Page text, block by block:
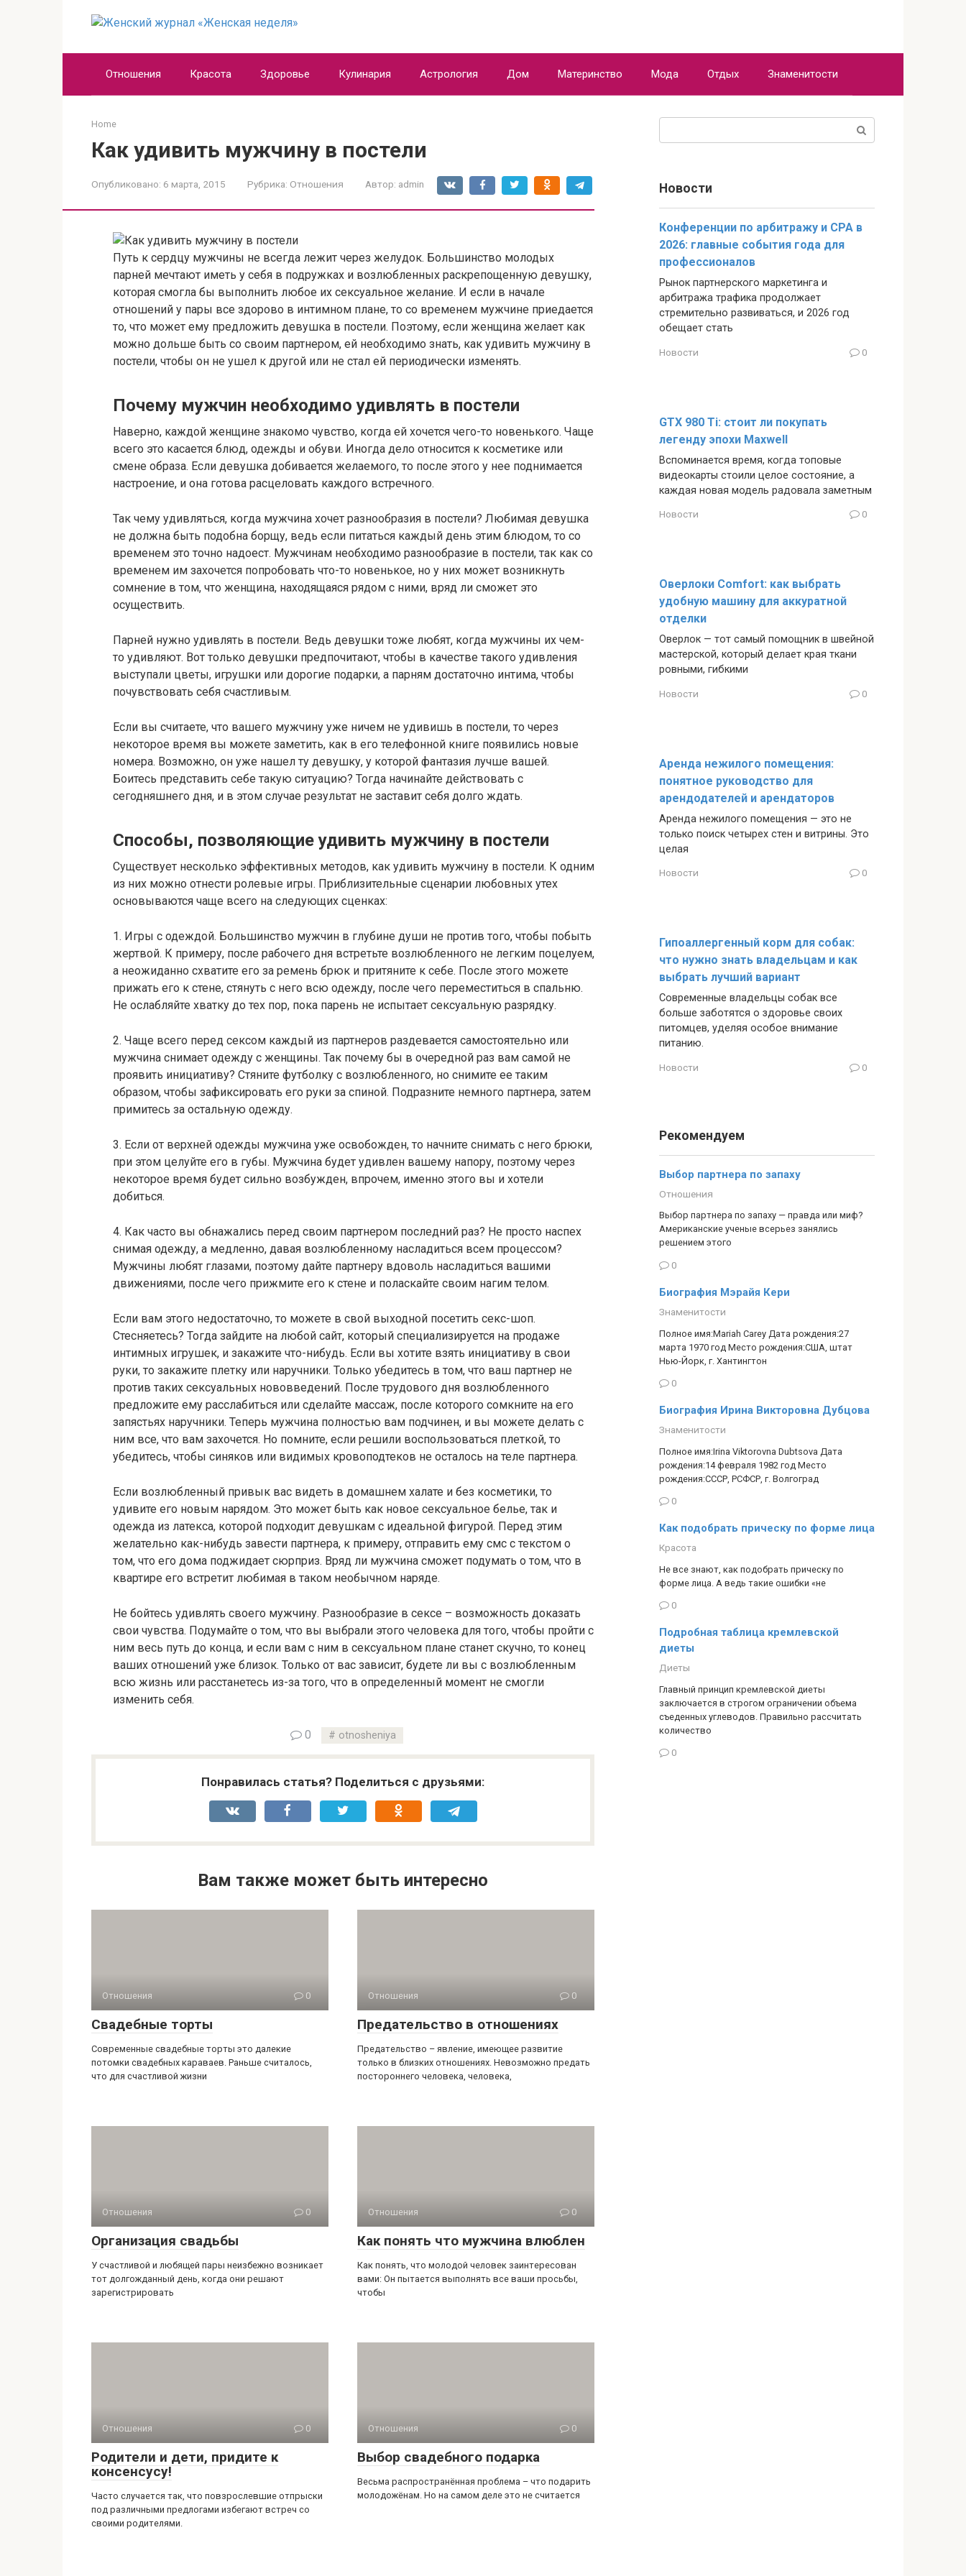
Отношения Красота Здоровье Кулинария Астрология Дом Материнство Мода Отдых Знаменитости
Home
Как удивить мужчину в постели
Опубликовано: 6 марта, 2015 Рубрика: Отношения Автор: admin
Путь к сердцу мужчины не всегда лежит через желудок. Большинство молодых
парней мечтают иметь у себя в подружках и возлюбленных раскрепощенную девушку,
которая смогла бы выполнить любое их сексуальное желание. И если в начале
отношений у пары все здорово в интимном плане, то со временем мужчине приедается
то, что может ему предложить девушка в постели. Поэтому, если женщина желает как
можно дольше быть со своим партнером, ей необходимо знать, как удивить мужчину в
постели, чтобы он не ушел к другой или не стал ей периодически изменять.
Почему мужчин необходимо удивлять в постели
Наверно, каждой женщине знакомо чувство, когда ей хочется чего-то новенького. Чаще
всего это касается блюд, одежды и обуви. Иногда дело относится к косметике или
смене образа. Если девушка добивается желаемого, то после этого у нее поднимается
настроение, и она готова расцеловать каждого встречного.
Так чему удивляться, когда мужчина хочет разнообразия в постели? Любимая девушка
не должна быть подобна борщу, ведь если питаться каждый день этим блюдом, то со
временем это точно надоест. Мужчинам необходимо разнообразие в постели, так как со
временем им захочется попробовать что-то новенькое, но у них может возникнуть
сомнение в том, что женщина, находящаяся рядом с ними, вряд ли сможет это
осуществить.
Парней нужно удивлять в постели. Ведь девушки тоже любят, когда мужчины их чем-
то удивляют. Вот только девушки предпочитают, чтобы в качестве такого удивления
выступали цветы, игрушки или дорогие подарки, а парням достаточно интима, чтобы
почувствовать себя счастливым.
Если вы считаете, что вашего мужчину уже ничем не удивишь в постели, то через
некоторое время вы можете заметить, как в его телефонной книге появились новые
номера. Возможно, он уже нашел ту девушку, у которой фантазия лучше вашей.
Боитесь представить себе такую ситуацию? Тогда начинайте действовать с
сегодняшнего дня, и в этом случае результат не заставит себя долго ждать.
Способы, позволяющие удивить мужчину в постели
Существует несколько эффективных методов, как удивить мужчину в постели. К одним
из них можно отнести ролевые игры. Приблизительные сценарии любовных утех
основываются чаще всего на следующих сценках:
1. Игры с одеждой. Большинство мужчин в глубине души не против того, чтобы побыть
жертвой. К примеру, после рабочего дня встретьте возлюбленного не легким поцелуем,
а неожиданно схватите его за ремень брюк и притяните к себе. После этого можете
прижать его к стене, стянуть с него всю одежду, после чего переместиться в спальню.
Не ослабляйте хватку до тех пор, пока парень не испытает сексуальную разрядку.
2. Чаще всего перед сексом каждый из партнеров раздевается самостоятельно или
мужчина снимает одежду с женщины. Так почему бы в очередной раз вам самой не
проявить инициативу? Стяните футболку с возлюбленного, но снимите ее таким
образом, чтобы зафиксировать его руки за спиной. Подразните немного партнера, затем
примитесь за остальную одежду.
3. Если от верхней одежды мужчина уже освобожден, то начните снимать с него брюки,
при этом целуйте его в губы. Мужчина будет удивлен вашему напору, поэтому через
некоторое время будет сильно возбужден, впрочем, именно этого вы и хотели
добиться.
4. Как часто вы обнажались перед своим партнером последний раз? Не просто наспех
снимая одежду, а медленно, давая возлюбленному насладиться всем процессом?
Мужчины любят глазами, поэтому дайте партнеру вдоволь насладиться вашими
движениями, после чего прижмите его к стене и поласкайте своим нагим телом.
Если вам этого недостаточно, то можете в свой выходной посетить секс-шоп.
Стесняетесь? Тогда зайдите на любой сайт, который специализируется на продаже
интимных игрушек, и закажите что-нибудь. Если вы хотите взять инициативу в свои
руки, то закажите плетку или наручники. Только убедитесь в том, что ваш партнер не
против таких сексуальных нововведений. После трудового дня возлюбленного
предложите ему расслабиться или сделайте массаж, после которого сомкните на его
запястьях наручники. Теперь мужчина полностью вам подчинен, и вы можете делать с
ним все, что вам захочется. Но помните, если решили воспользоваться плеткой, то
убедитесь, чтобы синяков или видимых кровоподтеков не осталось на теле партнера.
Если возлюбленный привык вас видеть в домашнем халате и без косметики, то
удивите его новым нарядом. Это может быть как новое сексуальное белье, так и
одежда из латекса, которой подходит девушкам с идеальной фигурой. Перед этим
желательно как-нибудь завести партнера, к примеру, отправить ему смс с текстом о
том, что его дома поджидает сюрприз. Вряд ли мужчина сможет подумать о том, что в
квартире его встретит любимая в таком необычном наряде.
Не бойтесь удивлять своего мужчину. Разнообразие в сексе – возможность доказать
свои чувства. Подумайте о том, что вы выбрали этого человека для того, чтобы пройти с
ним весь путь до конца, и если вам с ним в сексуальном плане станет скучно, то конец
ваших отношений уже близок. Только от вас зависит, будете ли вы с возлюбленным
всю жизнь или расстанетесь из-за того, что в определенный момент не смогли
изменить себя.
0 otnosheniya
Понравилась статья? Поделиться с друзьями:
Вам также может быть интересно
Отношения 0
Свадебные торты
Современные свадебные торты это далекие
потомки свадебных караваев. Раньше считалось,
что для счастливой жизни
Отношения 0
Предательство в отношениях
Предательство – явление, имеющее развитие
только в близких отношениях. Невозможно предать
постороннего человека, человека,
Отношения 0
Организация свадьбы
У счастливой и любящей пары неизбежно возникает
тот долгожданный день, когда они решают
зарегистрировать
Отношения 0
Как понять что мужчина влюблен
Как понять, что молодой человек заинтересован
вами: Он пытается выполнять все ваши просьбы,
чтобы
Отношения 0
Родители и дети, придите к
консенсусу!
Часто случается так, что повзрослевшие отпрыски
под различными предлогами избегают встреч со
своими родителями.
Отношения 0
Выбор свадебного подарка
Весьма распространённая проблема – что подарить
молодожёнам. Но на самом деле это не считается
Новости
Конференции по арбитражу и CPA в
2026: главные события года для
профессионалов
Рынок партнерского маркетинга и
арбитража трафика продолжает
стремительно развиваться, и 2026 год
обещает стать
Новости 0
GTX 980 Ti: стоит ли покупать
легенду эпохи Maxwell
Вспоминается время, когда топовые
видеокарты стоили целое состояние, а
каждая новая модель радовала заметным
Новости 0
Оверлоки Comfort: как выбрать
удобную машину для аккуратной
отделки
Оверлок — тот самый помощник в швейной
мастерской, который делает края ткани
ровными, гибкими
Новости 0
Аренда нежилого помещения:
понятное руководство для
арендодателей и арендаторов
Аренда нежилого помещения — это не
только поиск четырех стен и витрины. Это
целая
Новости 0
Гипоаллергенный корм для собак:
что нужно знать владельцам и как
выбрать лучший вариант
Современные владельцы собак все
больше заботятся о здоровье своих
питомцев, уделяя особое внимание
питанию.
Новости 0
Рекомендуем
Выбор партнера по запаху
Отношения
Выбор партнера по запаху — правда или миф?
Американские ученые всерьез занялись
решением этого
0
Биография Мэрайя Кери
Знаменитости
Полное имя:Mariah Carey Дата рождения:27
марта 1970 год Место рождения:США, штат
Нью-Йорк, г. Хантингтон
0
Биография Ирина Викторовна Дубцова
Знаменитости
Полное имя:Irina Viktorovna Dubtsova Дата
рождения:14 февраля 1982 год Место
рождения:СССР, РСФСР, г. Волгоград
0
Как подобрать прическу по форме лица
Красота
Не все знают, как подобрать прическу по
форме лица. А ведь такие ошибки «не
0
Подробная таблица кремлевской
диеты
Диеты
Главный принцип кремлевской диеты
заключается в строгом ограничении объема
съеденных углеводов. Правильно рассчитать
количество
0